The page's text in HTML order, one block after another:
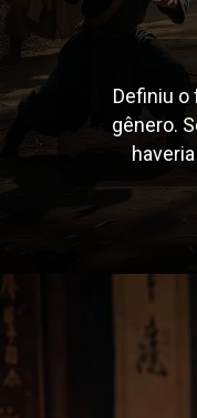
Definiu
gênero.